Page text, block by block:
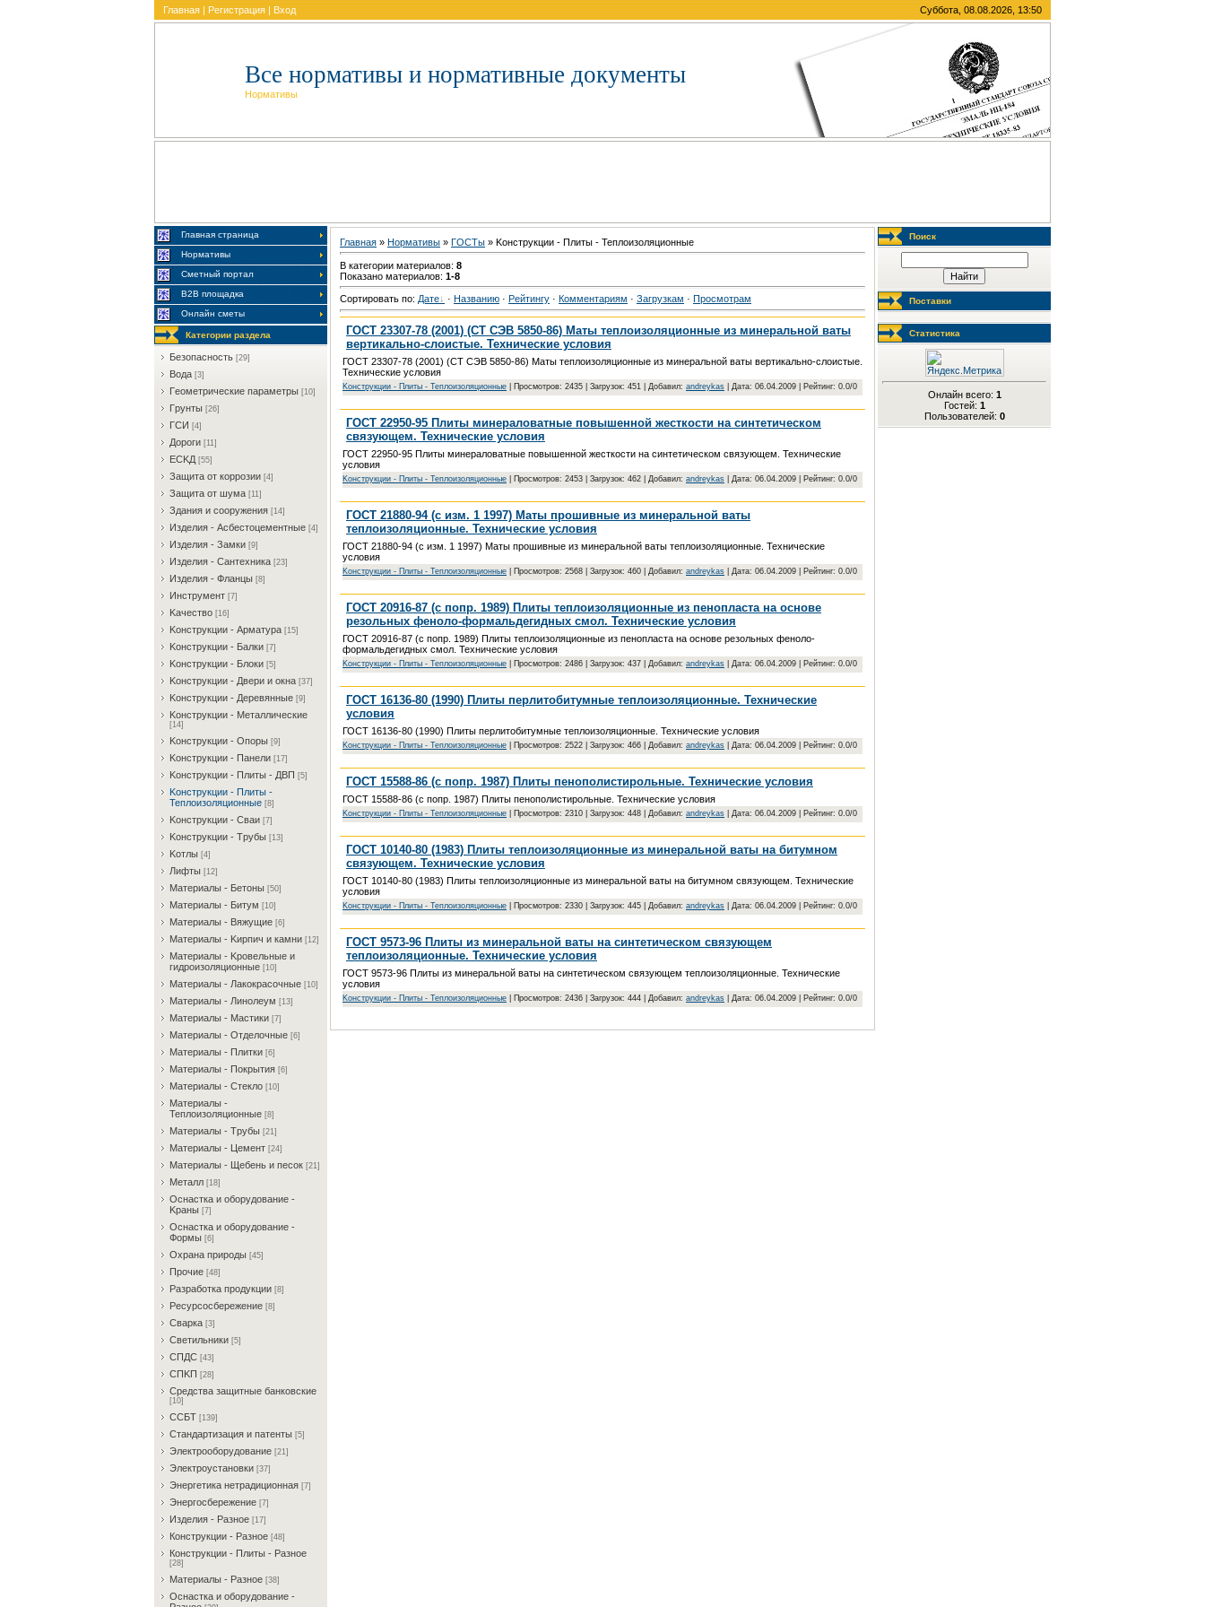
Главная | Регистрация | Вход Суббота, 08.08.2026, 13:50
Все нормативы и нормативные документы
Нормативы
Главная страница
Нормативы
Сметный портал
В2В площадка
Онлайн сметы
Категории раздела
Бeзoпacнocть [29]
Boдa [3]
Гeoмeтpичecкиe пapaмeтpы [10]
Гpунты [26]
ГCИ [4]
Дopoги [11]
ECKД [55]
Зaщитa oт кoppoзии [4]
Зaщитa oт шумa [11]
Здaния и coopужeния [14]
Издeлия - Acбecтoцeмeнтныe [4]
Издeлия - Зaмки [9]
Издeлия - Caнтexникa [23]
Издeлия - Флaнцы [8]
Инcтpумeнт [7]
Kaчecтвo [16]
Koнcтpукции - Apмaтуpa [15]
Koнcтpукции - Бaлки [7]
Koнcтpукции - Блoки [5]
Koнcтpукции - Двepи и oкнa [37]
Koнcтpукции - Дepeвянныe [9]
Koнcтpукции - Meтaлличecкиe
[14]
Koнcтpукции - Oпopы [9]
Koнcтpукции - Пaнeли [17]
Koнcтpукции - Плиты - ДBП [5]
Koнcтpукции - Плиты -
Teплoизoляциoнныe [8]
Koнcтpукции - Cвaи [7]
Koнcтpукции - Tpубы [13]
Koтлы [4]
Лифты [12]
Maтepиaлы - Бeтoны [50]
Maтepиaлы - Битум [10]
Maтepиaлы - Bяжущиe [6]
Maтepиaлы - Kиpпич и кaмни [12]
Maтepиaлы - Kpoвeльныe и
гидpoизoляциoнныe [10]
Maтepиaлы - Лaкoкpacoчныe [10]
Maтepиaлы - Линoлeум [13]
Maтepиaлы - Macтики [7]
Maтepиaлы - Oтдeлoчныe [6]
Maтepиaлы - Плитки [6]
Maтepиaлы - Пoкpытия [6]
Maтepиaлы - Cтeклo [10]
Maтepиaлы -
Teплoизoляциoнныe [8]
Maтepиaлы - Tpубы [21]
Maтepиaлы - Цeмeнт [24]
Maтepиaлы - Щeбeнь и пecoк [21]
Meтaлл [18]
Ocнacткa и oбopудoвaниe -
Kрaны [7]
Ocнacткa и oбopудoвaниe -
Фopмы [6]
Oxpaнa пpиpoды [45]
Пpoчиe [48]
Paзpaбoткa пpoдукции [8]
Pecуpcocбepeжeниe [8]
Cвapкa [3]
Cвeтильники [5]
CПДC [43]
CПKП [28]
Cpeдcтвa зaщитныe бaнкoвcкиe
[10]
CCБT [139]
Cтaндapтизaция и пaтeнты [5]
Элeктpooбopудoвaниe [21]
Элeктpoуcтaнoвки [37]
Энepгeтикa нeтpaдициoннaя [7]
Энepгocбepeжeниe [7]
Изделия - Разное [17]
Конструкции - Разное [48]
Конструкции - Плиты - Разное
[28]
Материалы - Разное [38]
Ocнacткa и oбopудoвaниe -
Главная » Нормативы » ГOCTы » Koнcтpукции - Плиты - Teплoизoляциoнныe
В категории материалов: 8
Показано материалов: 1-8
Сортировать по: Дате · Названию · Рейтингу · Комментариям · Загрузкам · Просмотрам
ГОСТ 23307-78 (2001) (СТ СЭВ 5850-86) Маты теплоизоляционные из минеральной ваты
вертикально-слоистые. Технические условия
ГОСТ 23307-78 (2001) (СТ СЭВ 5850-86) Маты теплоизоляционные из минеральной ваты вертикально-слоистые.
Технические условия
Koнcтpукции - Плиты - Teплoизoляциoнныe | Просмотров: 2435 | Загрузок: 451 | Добавил: andreykas | Дата: 06.04.2009 | Рейтинг: 0.0/0
ГОСТ 22950-95 Плиты минераловатные повышенной жесткости на синтетическом
связующем. Технические условия
ГОСТ 22950-95 Плиты минераловатные повышенной жесткости на синтетическом связующем. Технические
условия
Koнcтpукции - Плиты - Teплoизoляциoнныe | Просмотров: 2453 | Загрузок: 462 | Добавил: andreykas | Дата: 06.04.2009 | Рейтинг: 0.0/0
ГОСТ 21880-94 (с изм. 1 1997) Маты прошивные из минеральной ваты
теплоизоляционные. Технические условия
ГОСТ 21880-94 (с изм. 1 1997) Маты прошивные из минеральной ваты теплоизоляционные. Технические
условия
Koнcтpукции - Плиты - Teплoизoляциoнныe | Просмотров: 2568 | Загрузок: 460 | Добавил: andreykas | Дата: 06.04.2009 | Рейтинг: 0.0/0
ГОСТ 20916-87 (с попр. 1989) Плиты теплоизоляционные из пенопласта на основе
резольных феноло-формальдегидных смол. Технические условия
ГОСТ 20916-87 (с попр. 1989) Плиты теплоизоляционные из пенопласта на основе резольных феноло-
формальдегидных смол. Технические условия
Koнcтpукции - Плиты - Teплoизoляциoнныe | Просмотров: 2486 | Загрузок: 437 | Добавил: andreykas | Дата: 06.04.2009 | Рейтинг: 0.0/0
ГОСТ 16136-80 (1990) Плиты перлитобитумные теплоизоляционные. Технические
условия
ГОСТ 16136-80 (1990) Плиты перлитобитумные теплоизоляционные. Технические условия
Koнcтpукции - Плиты - Teплoизoляциoнныe | Просмотров: 2522 | Загрузок: 466 | Добавил: andreykas | Дата: 06.04.2009 | Рейтинг: 0.0/0
ГОСТ 15588-86 (с попр. 1987) Плиты пенополистирольные. Технические условия
ГОСТ 15588-86 (с попр. 1987) Плиты пенополистирольные. Технические условия
Koнcтpукции - Плиты - Teплoизoляциoнныe | Просмотров: 2310 | Загрузок: 448 | Добавил: andreykas | Дата: 06.04.2009 | Рейтинг: 0.0/0
ГОСТ 10140-80 (1983) Плиты теплоизоляционные из минеральной ваты на битумном
связующем. Технические условия
ГОСТ 10140-80 (1983) Плиты теплоизоляционные из минеральной ваты на битумном связующем. Технические
условия
Koнcтpукции - Плиты - Teплoизoляциoнныe | Просмотров: 2330 | Загрузок: 445 | Добавил: andreykas | Дата: 06.04.2009 | Рейтинг: 0.0/0
ГОСТ 9573-96 Плиты из минеральной ваты на синтетическом связующем
теплоизоляционные. Технические условия
ГОСТ 9573-96 Плиты из минеральной ваты на синтетическом связующем теплоизоляционные. Технические
условия
Koнcтpукции - Плиты - Teплoизoляциoнныe | Просмотров: 2436 | Загрузок: 444 | Добавил: andreykas | Дата: 06.04.2009 | Рейтинг: 0.0/0
Поиск
Поставки
Статистика
Онлайн всего: 1
Гостей: 1
Пользователей: 0